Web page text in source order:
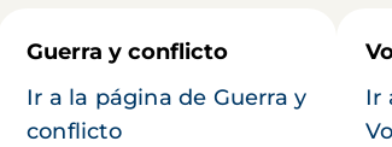
Guerra y conflicto
Ir a la página de Guerra y
conflicto
Ir